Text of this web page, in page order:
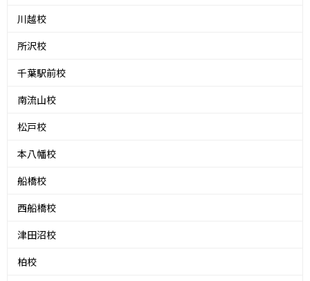
川越校
所沢校
千葉駅前校
南流山校
松戸校
本八幡校
船橋校
西船橋校
津田沼校
柏校